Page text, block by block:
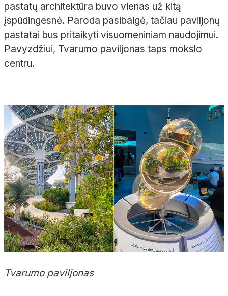
pastatų architektūra buvo vienas už kitą
įspūdingesnė. Paroda pasibaigė, tačiau paviljonų
pastatai bus pritaikyti visuomeniniam naudojimui.
Pavyzdžiui, Tvarumo paviljonas taps mokslo
centru.
Tvarumo paviljonas